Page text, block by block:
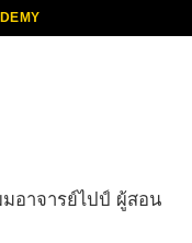
อาจารย์ไปป์ ผู้สอน